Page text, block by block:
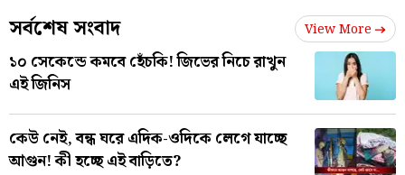
সর্বশেষ সংবাদ View More
১০ সেকেন্ডে কমবে হেঁচকি! জিভের নিচে রাখুন
এই জিনিস
কেউ নেই, বন্ধ ঘরে এদিক-ওদিকে লেগে যাচ্ছে
আগুন! কী হচ্ছে এই বাড়িতে?